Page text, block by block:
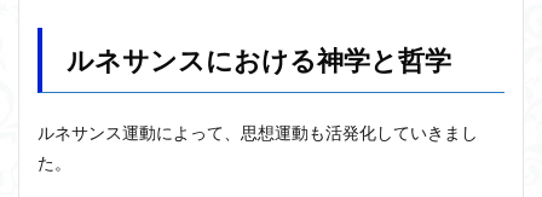
ルネサンスにおける神学と哲学
ルネサンス運動によって、思想運動も活発化していきまし
た。